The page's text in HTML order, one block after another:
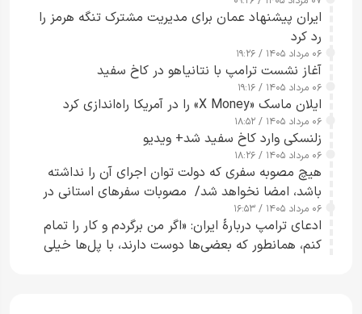
ایران پیشنهاد عمان برای مدیریت مشترک تنگه هرمز را
رد کرد
۰۶ مرداد ۱۴۰۵ / ۱۹:۲۶
آغاز نشست ترامپ با نتانیاهو در کاخ سفید
۰۶ مرداد ۱۴۰۵ / ۱۹:۱۶
ایلان ماسک «X Money» را در آمریکا راه‌اندازی کرد
۰۶ مرداد ۱۴۰۵ / ۱۸:۵۲
زلنسکی وارد کاخ سفید شد+ ویدیو
۰۶ مرداد ۱۴۰۵ / ۱۸:۲۶
هیچ مصوبه سفری که دولت توان اجرای آن را نداشته
باشد، امضا نخواهد شد/ مصوبات سفرهای استانی در
چارچوب قانون بودجه است+ عکس
۰۶ مرداد ۱۴۰۵ / ۱۶:۵۳
ادعای ترامپ دربارهٔ ایران: «اگر من برگردم و کار را تمام
کنم، همانطور که بعضی‌ها دوست دارند، با پل‌ها خیلی